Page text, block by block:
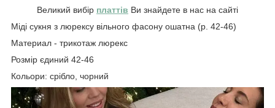
Великий вибір платтів Ви знайдете в нас на сайті
Міді сукня з люрексу вільного фасону ошатна (р. 42-46)
Материал - трикотаж люрекс
Розмір єдиний 42-46
Кольори: срібло, чорний